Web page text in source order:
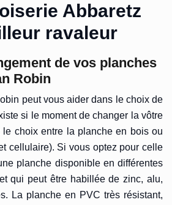
Abbaretz
ravaleur
de vos planches
Robin
peut vous aider dans le choix de
si le moment de changer la vôtre
le choix entre la planche en bois ou
cellulaire). Si vous optez pour celle
planche disponible en différentes
qui peut être habillée de zinc, alu,
La planche en PVC très résistant,